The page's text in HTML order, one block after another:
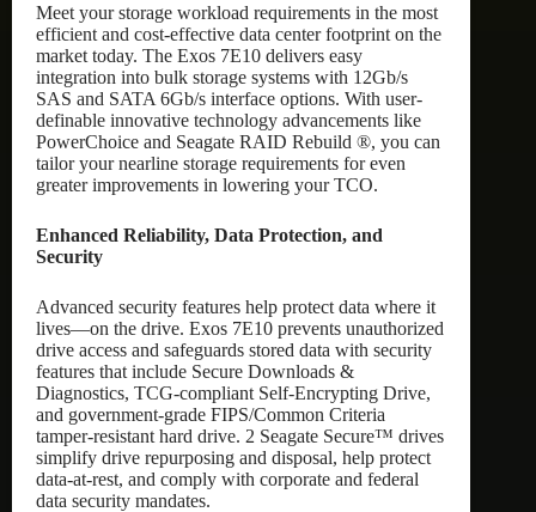
Meet your storage workload requirements in the most
efficient and cost-effective data center footprint on the
market today. The Exos 7E10 delivers easy
integration into bulk storage systems with 12Gb/s
SAS and SATA 6Gb/s interface options. With user-
definable innovative technology advancements like
PowerChoice and Seagate RAID Rebuild ®, you can
tailor your nearline storage requirements for even
greater improvements in lowering your TCO.
Enhanced Reliability, Data Protection, and
Security
Advanced security features help protect data where it
lives—on the drive. Exos 7E10 prevents unauthorized
drive access and safeguards stored data with security
features that include Secure Downloads &
Diagnostics, TCG-compliant Self-Encrypting Drive,
and government-grade FIPS/Common Criteria
tamper-resistant hard drive. 2 Seagate Secure™ drives
simplify drive repurposing and disposal, help protect
data-at-rest, and comply with corporate and federal
data security mandates.